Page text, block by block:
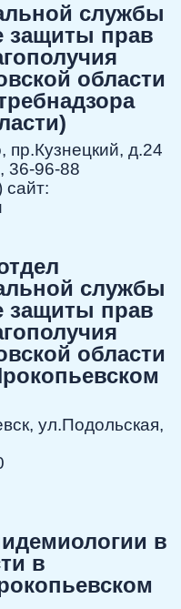
службы
защиты прав
области
пр.Кузнецкий, д.24
36-96-88
сайт:
службы
защиты прав
области
ул.Подольская,
в
в